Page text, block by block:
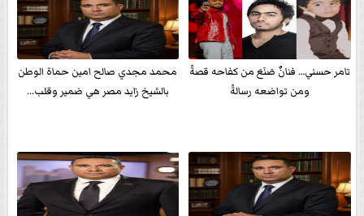
تامر حسني… فنانٌ صَنَعَ من كفاحه قصةً
ومن تواضعه رسالةً
محمد مجدي صالح امين حماة الوطن
بالشيخ زايد مصر هي ضمير وقلب...